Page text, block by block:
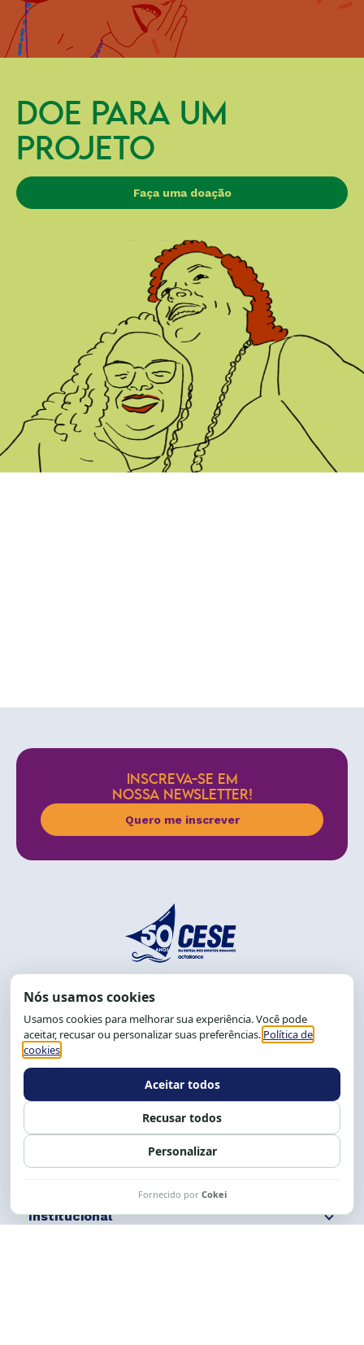
DOE PARA UM
PROJETO
INSCREVA-SE EM
NOSSA NEWSLETTER!
Quero me inscrever
End.: R. da Graça, 150. Graça
CEP: 40.150-055
Salvador-BA, Brasil.
Tel.: (71) 2104-5457, Cel.: (71) 9 9239-2104 ou 2105
Expediente: 8h às 12h e 13 às 17h.
Siga nossas redes Fale conosco
Institucional